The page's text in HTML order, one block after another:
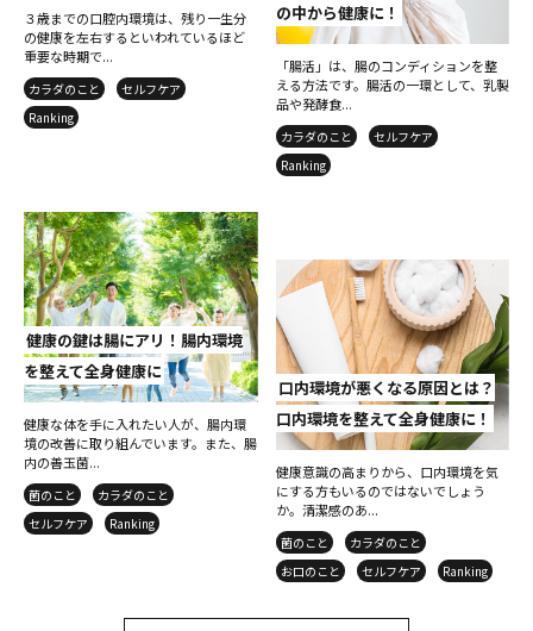
３歳までの口腔内環境は、残り一生分
の健康を左右するといわれているほど
重要な時期で...
カラダのこと
セルフケア
Ranking
の中から健康に！
「腸活」は、腸のコンディションを整
える方法です。腸活の一環として、乳製
品や発酵食...
カラダのこと
セルフケア
Ranking
健康の鍵は腸にアリ！腸内環境
を整えて全身健康に
健康な体を手に入れたい人が、腸内環
境の改善に取り組んでいます。また、腸
内の善玉菌...
菌のこと
カラダのこと
セルフケア
Ranking
口内環境が悪くなる原因とは？
口内環境を整えて全身健康に！
健康意識の高まりから、口内環境を気
にする方もいるのではないでしょう
か。清潔感のあ...
菌のこと
カラダのこと
お口のこと
セルフケア Ranking